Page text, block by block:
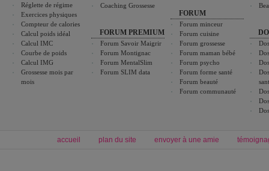
Réglette de régime
Exercices physiques
Compteur de calories
Calcul poids idéal
Calcul IMC
Courbe de poids
Calcul IMG
Grossesse mois par
mois
Coaching Grossesse
FORUM PREMIUM
Forum Savoir Maigrir
Forum Montignac
Forum MentalSlim
Forum SLIM data
FORUM
Forum minceur
Forum cuisine
Forum grossesse
Forum maman bébé
Forum psycho
Forum forme santé
Forum beauté
Forum communauté
accueil plan du site envoyer à une amie